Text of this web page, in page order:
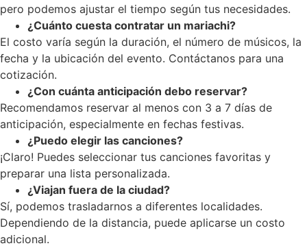
pero podemos ajustar el tiempo según tus necesidades.
¿Cuánto cuesta contratar un mariachi?
El costo varía según la duración, el número de músicos, la
fecha y la ubicación del evento. Contáctanos para una
cotización.
¿Con cuánta anticipación debo reservar?
Recomendamos reservar al menos con 3 a 7 días de
anticipación, especialmente en fechas festivas.
¿Puedo elegir las canciones?
¡Claro! Puedes seleccionar tus canciones favoritas y
preparar una lista personalizada.
¿Viajan fuera de la ciudad?
Sí, podemos trasladarnos a diferentes localidades.
Dependiendo de la distancia, puede aplicarse un costo
adicional.